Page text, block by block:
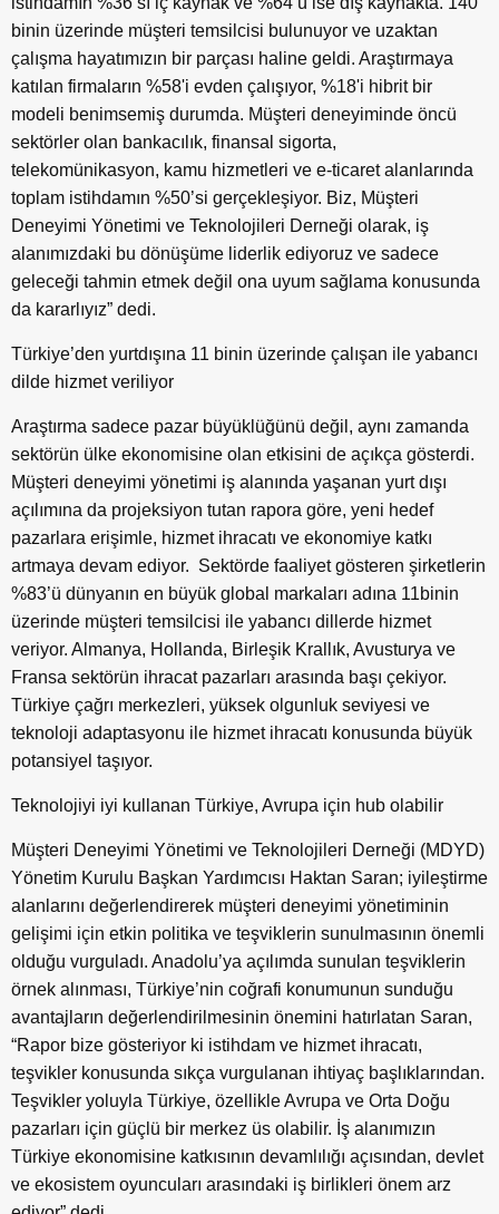
binin üzerinde müşteri temsilcisi bulunuyor ve uzaktan
çalışma hayatımızın bir parçası haline geldi. Araştırmaya
katılan firmaların %58'i evden çalışıyor, %18'i hibrit bir
modeli benimsemiş durumda. Müşteri deneyiminde öncü
sektörler olan bankacılık, finansal sigorta,
telekomünikasyon, kamu hizmetleri ve e-ticaret alanlarında
toplam istihdamın %50’si gerçekleşiyor. Biz, Müşteri
Deneyimi Yönetimi ve Teknolojileri Derneği olarak, iş
alanımızdaki bu dönüşüme liderlik ediyoruz ve sadece
geleceği tahmin etmek değil ona uyum sağlama konusunda
da kararlıyız” dedi.
Türkiye’den yurtdışına 11 binin üzerinde çalışan ile yabancı
dilde hizmet veriliyor
Araştırma sadece pazar büyüklüğünü değil, aynı zamanda
sektörün ülke ekonomisine olan etkisini de açıkça gösterdi.
Müşteri deneyimi yönetimi iş alanında yaşanan yurt dışı
açılımına da projeksiyon tutan rapora göre, yeni hedef
pazarlara erişimle, hizmet ihracatı ve ekonomiye katkı
artmaya devam ediyor. Sektörde faaliyet gösteren şirketlerin
%83’ü dünyanın en büyük global markaları adına 11binin
üzerinde müşteri temsilcisi ile yabancı dillerde hizmet
veriyor. Almanya, Hollanda, Birleşik Krallık, Avusturya ve
Fransa sektörün ihracat pazarları arasında başı çekiyor.
Türkiye çağrı merkezleri, yüksek olgunluk seviyesi ve
teknoloji adaptasyonu ile hizmet ihracatı konusunda büyük
potansiyel taşıyor.
Teknolojiyi iyi kullanan Türkiye, Avrupa için hub olabilir
Müşteri Deneyimi Yönetimi ve Teknolojileri Derneği (MDYD)
Yönetim Kurulu Başkan Yardımcısı Haktan Saran; iyileştirme
alanlarını değerlendirerek müşteri deneyimi yönetiminin
gelişimi için etkin politika ve teşviklerin sunulmasının önemli
olduğu vurguladı. Anadolu’ya açılımda sunulan teşviklerin
örnek alınması, Türkiye’nin coğrafi konumunun sunduğu
avantajların değerlendirilmesinin önemini hatırlatan Saran,
“Rapor bize gösteriyor ki istihdam ve hizmet ihracatı,
teşvikler konusunda sıkça vurgulanan ihtiyaç başlıklarından.
Teşvikler yoluyla Türkiye, özellikle Avrupa ve Orta Doğu
pazarları için güçlü bir merkez üs olabilir. İş alanımızın
Türkiye ekonomisine katkısının devamlılığı açısından, devlet
ve ekosistem oyuncuları arasındaki iş birlikleri önem arz